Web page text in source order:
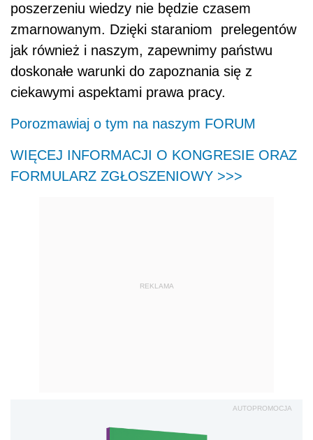
poszerzeniu wiedzy nie będzie czasem
zmarnowanym. Dzięki staraniom prelegentów
jak również i naszym, zapewnimy państwu
doskonałe warunki do zapoznania się z
ciekawymi aspektami prawa pracy.
Porozmawiaj o tym na naszym FORUM
WIĘCEJ INFORMACJI O KONGRESIE ORAZ
FORMULARZ ZGŁOSZENIOWY >>>
REKLAMA
AUTOPROMOCJA